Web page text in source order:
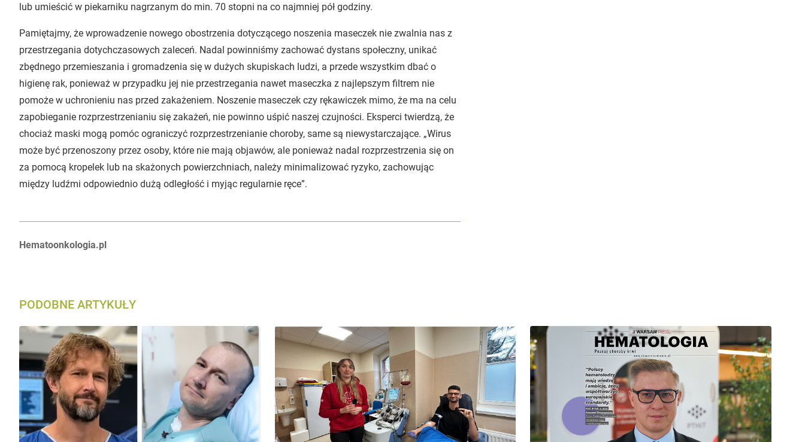
lub umieścić w piekarniku nagrzanym do min. 70 stopni na co najmniej pół godziny.
Pamiętajmy, że wprowadzenie nowego obostrzenia dotyczącego noszenia maseczek nie zwalnia nas z
przestrzegania dotychczasowych zaleceń. Nadal powinniśmy zachować dystans społeczny, unikać
zbędnego przemieszania i gromadzenia się w dużych skupiskach ludzi, a przede wszystkim dbać o
higienę rak, ponieważ w przypadku jej nie przestrzegania nawet maseczka z najlepszym filtrem nie
pomoże w uchronieniu nas przed zakażeniem. Noszenie maseczek czy rękawiczek mimo, że ma na celu
zapobieganie rozprzestrzenianiu się zakażeń, nie powinno uśpić naszej czujności. Eksperci twierdzą, że
chociaż maski mogą pomóc ograniczyć rozprzestrzenianie choroby, same są niewystarczające. „Wirus
może być przenoszony przez osoby, które nie mają objawów, ale ponieważ nadal rozprzestrzenia się on
za pomocą kropelek lub na skażonych powierzchniach, należy minimalizować ryzyko, zachowując
między ludźmi odpowiednio dużą odległość i myjąc regularnie ręce”.
Autorzy:
Hematoonkologia.pl
PODOBNE ARTYKUŁY